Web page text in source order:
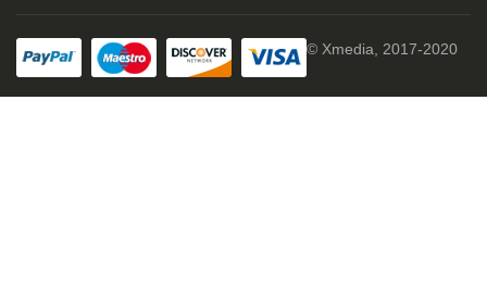
© Xmedia, 2017-2020